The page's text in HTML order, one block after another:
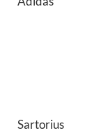
Sartorius